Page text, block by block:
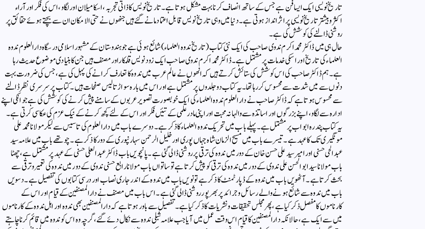
تاریخ نویسی ایک ایسا فن ہے جس کے ساتھ انصاف کرنا بہت مشکل ہوتا ہے۔ تاریخ نویس کا ذاتی تجربہ، اسکا میلان اور لگاو، اس کی فکر اور آراء
اکثروبیشتر تاریخ نویسی پر اثرانداز ہوتی ہے۔ دنیا میں وہی تاریخ نویس قابل اعتماد مانے گئے ہیں جنھوں نے حتی الامکان ان سے بچتے ہوئے حقائق پر
روشنی ڈالنے کی کوشش کی ہے۔
حال ہی میں ڈاکٹر محمد اکرم ندوی صاحب کی ایک نئی کتاب (تاریخ ندوہ العلماء) شائع ہوئی ہے جو ہندوستان کے مشہور اسلامی درسگاہ دارالعلوم ندوہ
العلماء کی تاریخ اور اسکی خدمات پر مشتمل ہے۔ ڈاکٹر محمد اکرم ندوی صاحب ایک زود نویس قلمکاراور مصنف ہیں جن کا بنیادی موضوع حدیث رہا
ہے۔ ہم ڈاکٹر صاحب کی اس کوشش کی ستائش کرتے ہیں کہ انھوں نے عالم عرب میں ندوہ کا تعارف کرانے کی پہل کی ہے، جس کی ضرورت بہت
دنوں سے میں شدت سے محسوس کررہا تھا۔ یہ کتاب دو جلدوں پر مشتمل ہے اور اس میں بارہ سو اڑتالیس صفحات ہیں۔ کتاب پر سرسری نظر ڈالنے
سے محسوس ہوتا ہے کہ ڈاکٹر صاحب نے دارالعلوم ندوہ العلماء کی ایک خوبصورت تصویر عربوں کے سامنے پیش کرنے کی کوشش کی ہے جو انکی اپنے
ادارہ سے لگاو، اپنے بزرگوں اور اساتذہ سے والہانہ محبت اور اپنی مادر علمی کے تئیں فکر اور اس کے لئے کچھ کرنے کے نیک عزم کی عکاسی کرتی ہے۔
یہ کتاب پندرہ ابواب پر مشتمل ہے۔ پہلے باب میں تحریک ندوہ العلماء کا ذکر ہے۔ دوسرے باب میں دارالعلوم کی تاسیس سے لیکر مولانا محمد علی
مونگیری تک کا عہد ہے۔ تیسرے باب میں مسیح الزمان شاہ جہاں پوری اور خلیل الرحمن سہارنپوری کے دور کا ذکرہے۔ چوتھے باب میں علامہ سید
عبدالحی حسنی اور امیر سید علی حسن خان کے دور میں ندوہ کی ترقی پر روشنی ڈالی گئی ہے۔ پانچویں باب ڈاکٹر عبدالعلی حسنی کے عہد پر مشتمل ہے، چھٹا
باب مولانا سید ابوالحسن علی ندوی کے دور میں ندوہ کی ترقی کو پیش کرتا ہے تو ساتواں باب مولانا رابع حسنی ندوی کے دور میں ندوہ کی تعمیروترقی سے
بحث کرتا ہے۔ آٹھویں باب میں ندوہ کے ڈپارٹمنٹ کا ذکر ہے تو نویں باب میں ندوہ کے اندر جاری نصاب اور درسی کتابوں کی تفصیل ہے۔ دسویں
باب میں ندوہ سے شائع ہونے والے رسائل وجرائد پر بھرپور روشنی ڈالی گئی ہے۔ اس باب میں مصنف نے دارالمصنفین کے قیام اور اس کے
کارناموں کامفصل ذکر کیا ہے، پھر مجلس تحقیقات ونشریات کا ذکر کیا ہے۔ تفصیل سے باور ہوتا ہے کہ دارالمصنفین بھی ندوہ اور اہل ندوہ کے کارناموں
میں سے ایک ہے، حالانکہ دارالمصنفین کاقیام اس وقت عمل میں آیا جب علامہ شبلی ندوہ سے نکال دئے گئے، گرچہ وہ اس کو ندوہ میں قائم کرنا چاہتے